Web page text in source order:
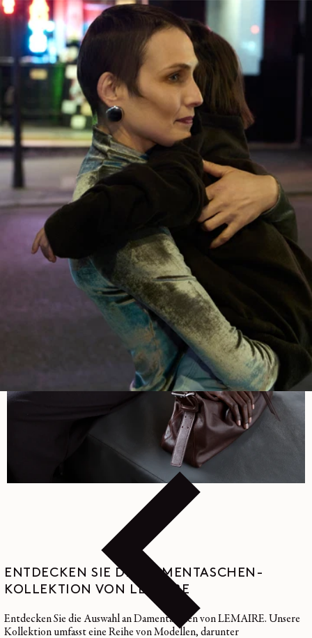
RECENTLY VIEWED
NEXT COLLECTION
TASCHEN DISCOVER
ENTDECKEN SIE DIE DAMENTASCHEN-
KOLLEKTION VON LEMAIRE
Entdecken Sie die Auswahl an Damentaschen von LEMAIRE. Unsere
Kollektion umfasst eine Reihe von Modellen, darunter